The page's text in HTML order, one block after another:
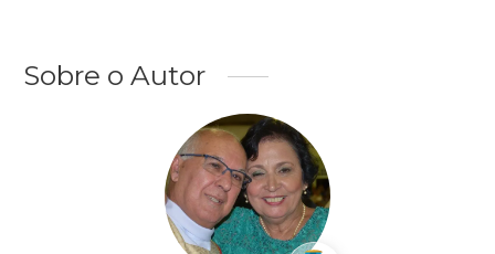
Sobre o Autor